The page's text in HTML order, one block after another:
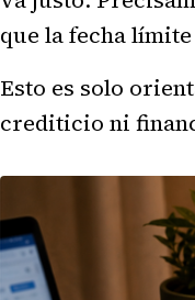
que la fecha
Esto es solo
crediticio ni